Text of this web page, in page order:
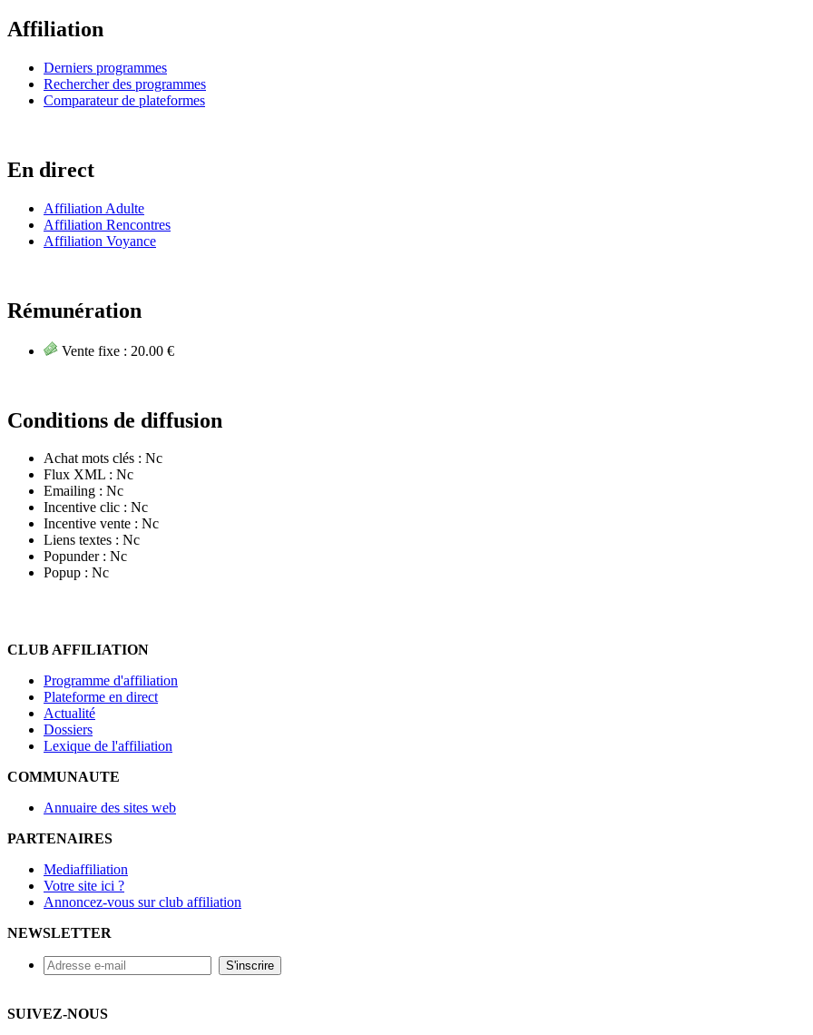
Affiliation
Derniers programmes
Rechercher des programmes
Comparateur de plateformes
En direct
Affiliation Adulte
Affiliation Rencontres
Affiliation Voyance
Rémunération
Vente fixe : 20.00 €
Conditions de diffusion
Achat mots clés : Nc
Flux XML : Nc
Emailing : Nc
Incentive clic : Nc
Incentive vente : Nc
Liens textes : Nc
Popunder : Nc
Popup : Nc
CLUB AFFILIATION
Programme d'affiliation
Plateforme en direct
Actualité
Dossiers
Lexique de l'affiliation
COMMUNAUTE
Annuaire des sites web
PARTENAIRES
Mediaffiliation
Votre site ici ?
Annoncez-vous sur club affiliation
NEWSLETTER
SUIVEZ-NOUS